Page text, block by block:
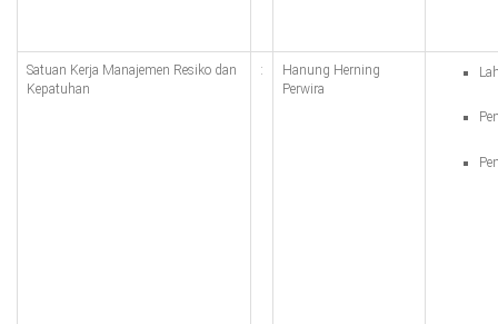
Satuan Kerja Manajemen Resiko dan
Kepatuhan
:
Hanung Herning
Perwira